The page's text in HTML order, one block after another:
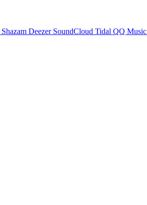
Shazam Deezer SoundCloud Tidal QQ Music